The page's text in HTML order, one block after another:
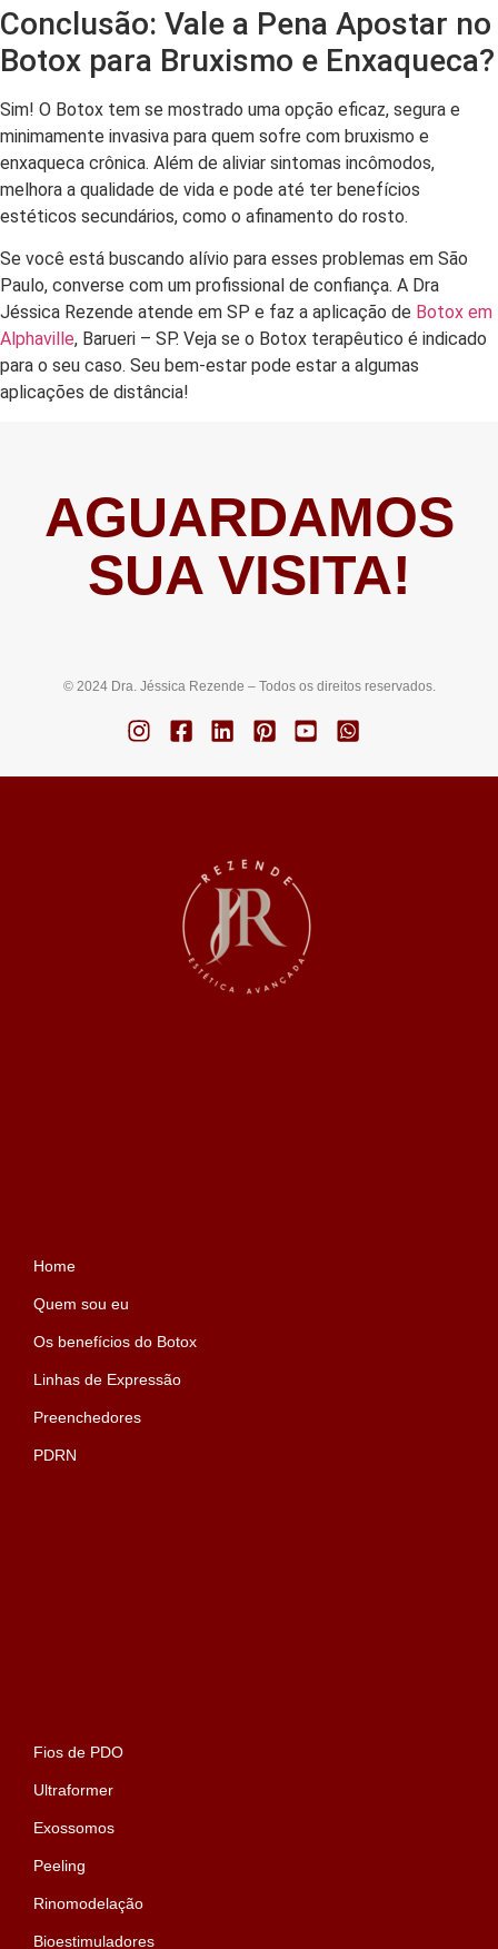
Conclusão: Vale a Pena Apostar no
Botox para Bruxismo e Enxaqueca?
Sim! O Botox tem se mostrado uma opção eficaz, segura e
minimamente invasiva para quem sofre com bruxismo e
enxaqueca crônica. Além de aliviar sintomas incômodos,
melhora a qualidade de vida e pode até ter benefícios
estéticos secundários, como o afinamento do rosto.
Se você está buscando alívio para esses problemas em São
Paulo, converse com um profissional de confiança. A Dra
Jéssica Rezende atende em SP e faz a aplicação de Botox em
Alphaville, Barueri – SP. Veja se o Botox terapêutico é indicado
para o seu caso. Seu bem-estar pode estar a algumas
aplicações de distância!
AGUARDAMOS
SUA VISITA!
© 2024 Dra. Jéssica Rezende – Todos os direitos reservados.
Home
Quem sou eu
Os benefícios do Botox
Linhas de Expressão
Preenchedores
PDRN
Fios de PDO
Ultraformer
Exossomos
Peeling
Rinomodelação
Bioestimuladores